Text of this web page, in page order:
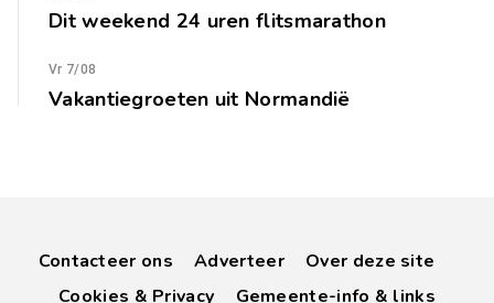
Dit weekend 24 uren flitsmarathon
Vr 7/08
Vakantiegroeten uit Normandië
Contacteer ons Adverteer
Over deze site
Cookies & Privacy
Gemeente-info & links